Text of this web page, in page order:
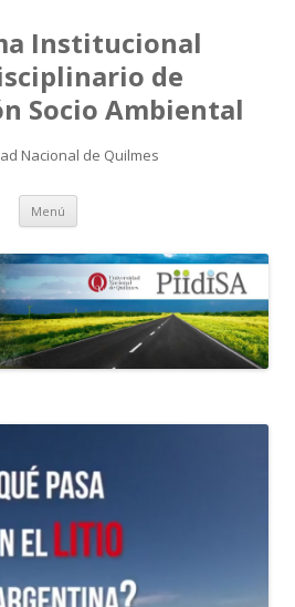
Institucional
de
Socio Ambiental
Nacional de Quilmes
Menú Saltar
contenido